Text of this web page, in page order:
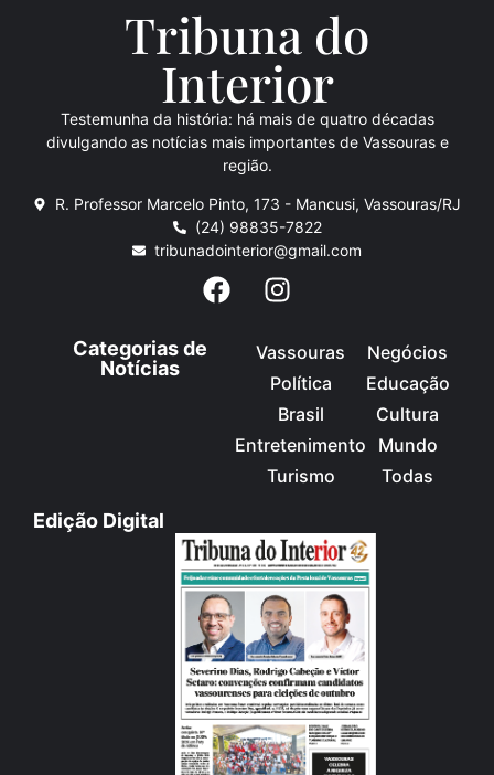
Tribuna do
Interior
Testemunha da história: há mais de quatro décadas
divulgando as notícias mais importantes de Vassouras e
região.
R. Professor Marcelo Pinto, 173 - Mancusi, Vassouras/RJ
(24) 98835-7822
tribunadointerior@gmail.com
Categorias de
Notícias
Vassouras
Política
Brasil
Entretenimento
Turismo
Negócios
Educação
Cultura
Mundo
Todas
Edição Digital